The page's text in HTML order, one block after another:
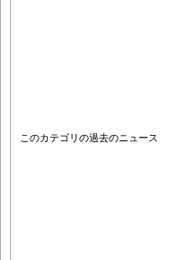
このカテゴリの過去のニュース